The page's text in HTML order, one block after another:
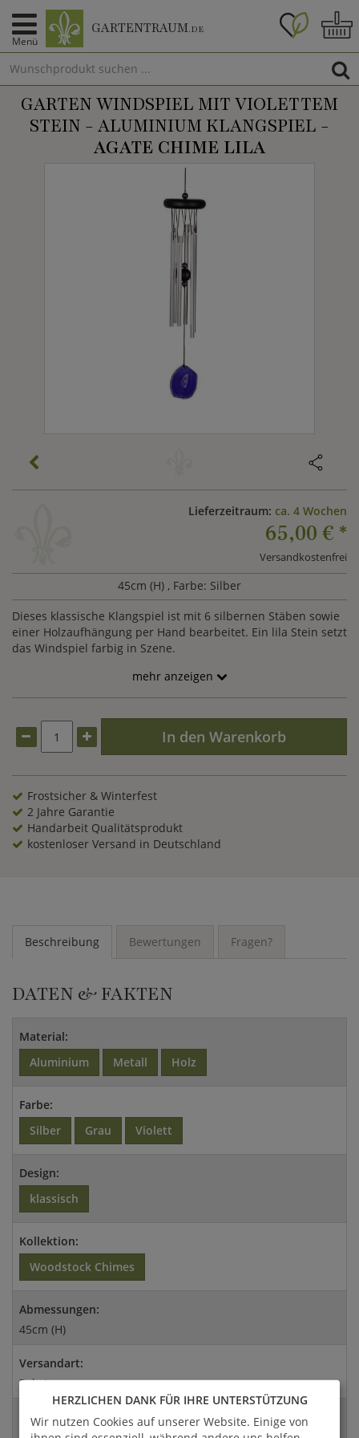
Menü
GARTENTRAUM.DE
GARTEN WINDSPIEL MIT VIOLETTEM
STEIN - ALUMINIUM KLANGSPIEL -
AGATE CHIME LILA
Lieferzeitraum: ca. 4 Wochen
65,00 € *
Versandkostenfrei
45cm (H) , Farbe: Silber
Dieses klassische Klangspiel ist mit 6 silbernen Stäben sowie
einer Holzaufhängung per Hand bearbeitet. Ein lila Stein setzt
das Windspiel farbig in Szene.
mehr anzeigen
In den Warenkorb
Frostsicher & Winterfest
2 Jahre Garantie
Handarbeit Qualitätsprodukt
kostenloser Versand in Deutschland
Beschreibung Bewertungen Fragen?
DATEN & FAKTEN
Material:
Aluminium
Metall Holz
Farbe:
Silber
Grau Violett
Design:
klassisch
Kollektion:
Woodstock Chimes
Abmessungen:
45cm (H)
Versandart:
Paket
EAN:
HERZLICHEN DANK FÜR IHRE UNTERSTÜTZUNG
Wir nutzen Cookies auf unserer Website. Einige von